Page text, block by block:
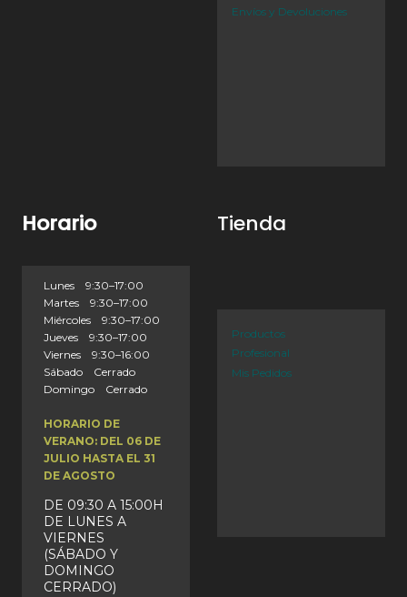
Envíos y Devoluciones
Horario
Lunes 9:30–17:00
Martes 9:30–17:00
Miércoles 9:30–17:00
Jueves 9:30–17:00
Viernes 9:30–16:00
Sábado Cerrado
Domingo Cerrado
HORARIO DE
VERANO: DEL 06 DE
JULIO HASTA EL 31
DE AGOSTO
DE 09:30 A 15:00H
DE LUNES A
VIERNES
(SÁBADO Y
DOMINGO
CERRADO)
Tienda
Productos
Profesional
Mis Pedidos